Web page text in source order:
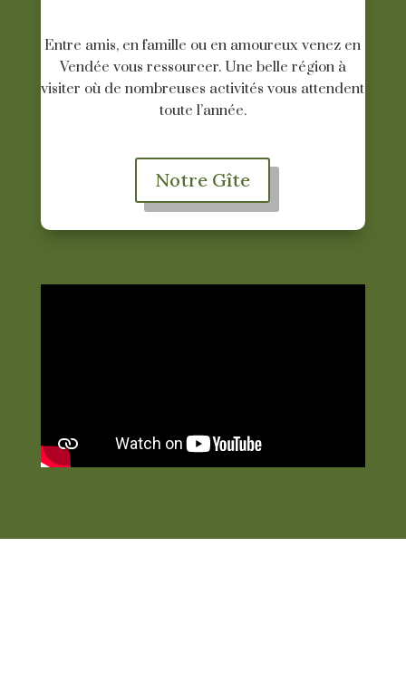
Entre amis, en famille ou en amoureux venez en
Vendée vous ressourcer. Une belle région à
visiter où de nombreuses activités vous attendent
toute l’année.
Notre Gîte